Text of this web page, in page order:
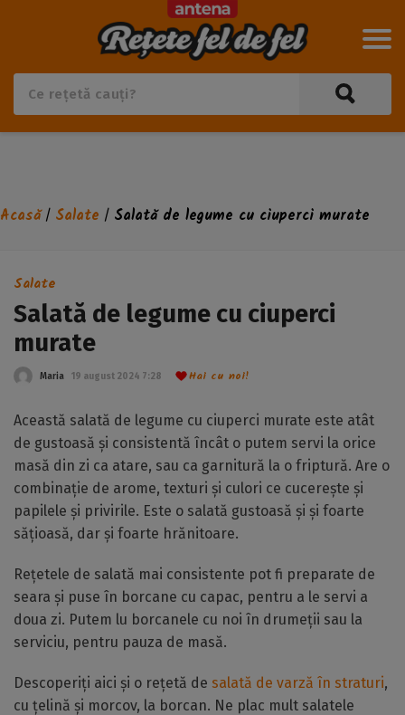
Acasă/ Salate / Salată de legume cu ciuperci murate
Salate
Salată de legume cu ciuperci
murate
Maria 19 august 2024 7:28 Hai cu noi!
Această salată de legume cu ciuperci murate este atât
de gustoasă și consistentă încât o putem servi la orice
masă din zi ca atare, sau ca garnitură la o friptură. Are o
combinație de arome, texturi și culori ce cucerește și
papilele și privirile. Este o salată gustoasă și și foarte
sățioasă, dar și foarte hrănitoare.
Rețetele de salată mai consistente pot fi preparate de
seara și puse în borcane cu capac, pentru a le servi a
doua zi. Putem lu borcanele cu noi în drumeții sau la
serviciu, pentru pauza de masă.
Descoperiți aici și o rețetă de salată de varză în straturi,
cu țelină și morcov, la borcan. Ne plac mult salatele